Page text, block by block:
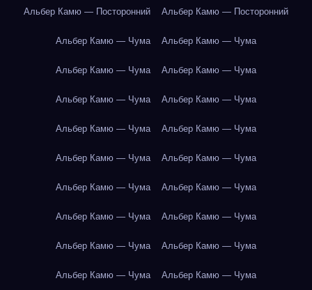
Альбер Камю — Посторонний Альбер Камю — Посторонний
Альбер Камю — Чума Альбер Камю — Чума
Альбер Камю — Чума Альбер Камю — Чума
Альбер Камю — Чума Альбер Камю — Чума
Альбер Камю — Чума Альбер Камю — Чума
Альбер Камю — Чума Альбер Камю — Чума
Альбер Камю — Чума Альбер Камю — Чума
Альбер Камю — Чума Альбер Камю — Чума
Альбер Камю — Чума Альбер Камю — Чума
Альбер Камю — Чума Альбер Камю — Чума